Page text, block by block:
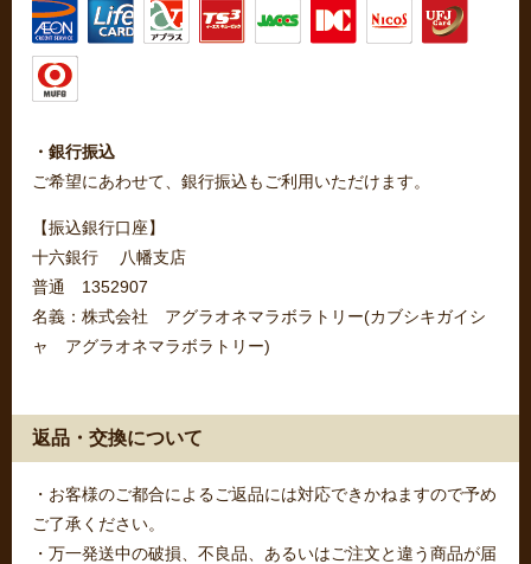
・銀行振込
ご希望にあわせて、銀行振込もご利用いただけます。
【振込銀行口座】
十六銀行 八幡支店
普通 1352907
名義：株式会社 アグラオネマラボラトリー(カブシキガイシ
ャ アグラオネマラボラトリー)
返品・交換について
・お客様のご都合によるご返品には対応できかねますので予め
ご了承ください。
・万一発送中の破損、不良品、あるいはご注文と違う商品が届